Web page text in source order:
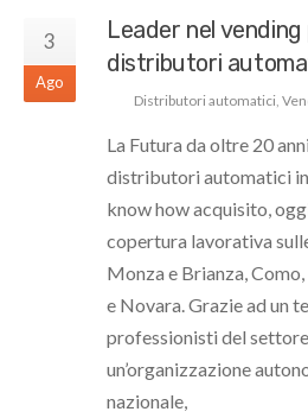
3
Ago
Leader nel
distributori
Distributori automatici
La Futura da oltre 20
distributori automatici
know how acquisito,
copertura lavorativa
Monza e Brianza,
e Novara. Grazie ad un
professionisti del
un’organizzazione
nazionale,